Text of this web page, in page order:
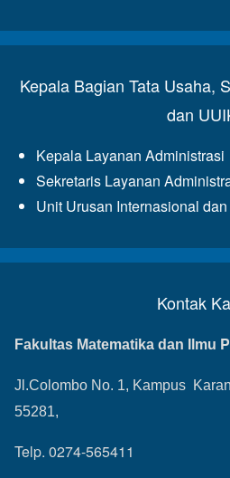
Kepala Bagian Tata Usaha,
dan
Kepala Layanan Administrasi
Sekretaris Layanan
Unit Urusan Internasional
Kontak
Fakultas Matematika dan Ilmu
Jl.Colombo No. 1, Kampus
55281,
Telp. 0274-565411